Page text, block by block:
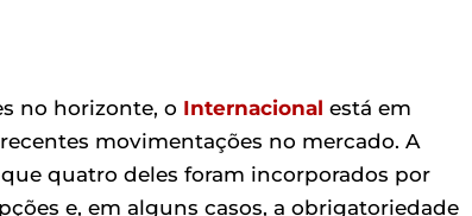
no horizonte, o Internacional está em
movimentações no mercado. A
quatro deles foram incorporados por
e, em alguns casos, a obrigatoriedade